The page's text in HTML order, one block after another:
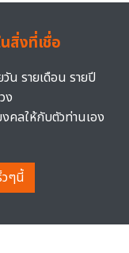
สิ่งที่เชื่อ
น รายเดือน รายปี
ง
คลให้กับตัวท่านเอง
ๆนี้